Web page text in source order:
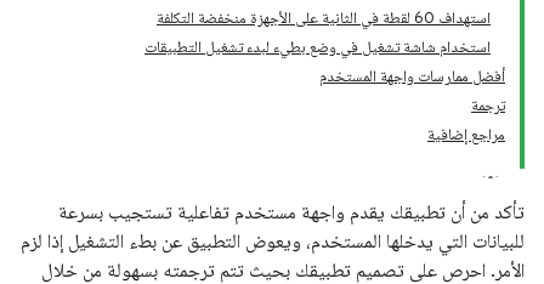
استهداف 60 لقطة في الثانية على الأجهزة منخفضة التكلفة
استخدام شاشة تشغيل في وضع بطيء لبدء تشغيل التطبيقات
أفضل ممارسات واجهة المستخدم
ترجمة
مراجع إضافية
تأكد من أن تطبيقك يقدم واجهة مستخدم تفاعلية تستجيب بسرعة
للبيانات التي يدخلها المستخدم، ويعوض التطبيق عن بطء التشغيل إذا لزم
الأمر. احرص على تصميم تطبيقك بحيث تتم ترجمته بسهولة من خلال